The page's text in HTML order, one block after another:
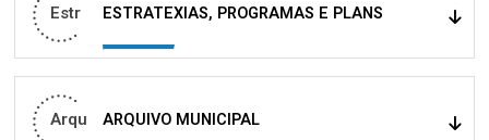
Estr ESTRATEXIAS, PROGRAMAS E PLANS
Arqu ARQUIVO MUNICIPAL